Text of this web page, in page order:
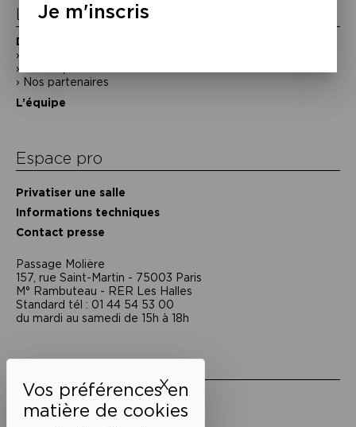
XMasquer le bandeau des
La Maison de la Poésie
Découvrir
Nos partenaires
L’équipe
Espace pro
Privatiser une salle
Informations techniques
Contact presse
Passage Moliėre
157, rue Saint-Martin - 75003 Paris
M° Rambuteau - RER Les Halles
Standard tél : 01 44 54 53 00
du mardi au samedi de 15h à 18h
Mentions légales
Politique de confidentialité
Je m'inscris